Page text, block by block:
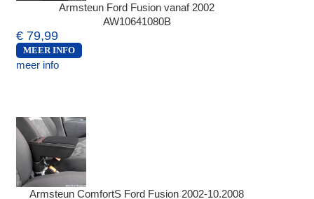
Armsteun Ford Fusion vanaf 2002
AW10641080B
€ 79,99
MEER INFO
meer info
Armsteun ComfortS Ford Fusion 2002-10.2008